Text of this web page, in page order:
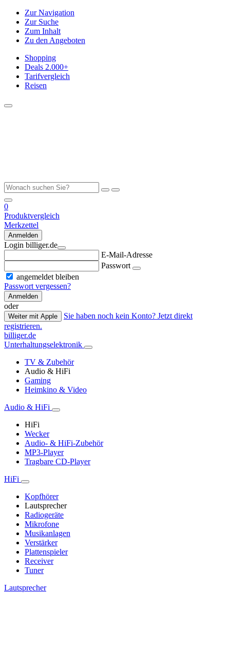
Zur Navigation
Zur Suche
Zum Inhalt
Zu den Angeboten
Shopping
Deals 2.000+
Tarifvergleich
Reisen
0
Produktvergleich
Merkzettel
Anmelden
Login billiger.de
E-Mail-Adresse
Passwort
angemeldet bleiben
Passwort vergessen?
Anmelden
oder
Weiter mit Apple
Sie haben noch kein Konto? Jetzt direkt
registrieren.
billiger.de
Unterhaltungselektronik
TV & Zubehör
Audio & HiFi
Gaming
Heimkino & Video
Audio & HiFi
HiFi
Wecker
Audio- & HiFi-Zubehör
MP3-Player
Tragbare CD-Player
HiFi
Kopfhörer
Lautsprecher
Radiogeräte
Mikrofone
Musikanlagen
Verstärker
Plattenspieler
Receiver
Tuner
Lautsprecher